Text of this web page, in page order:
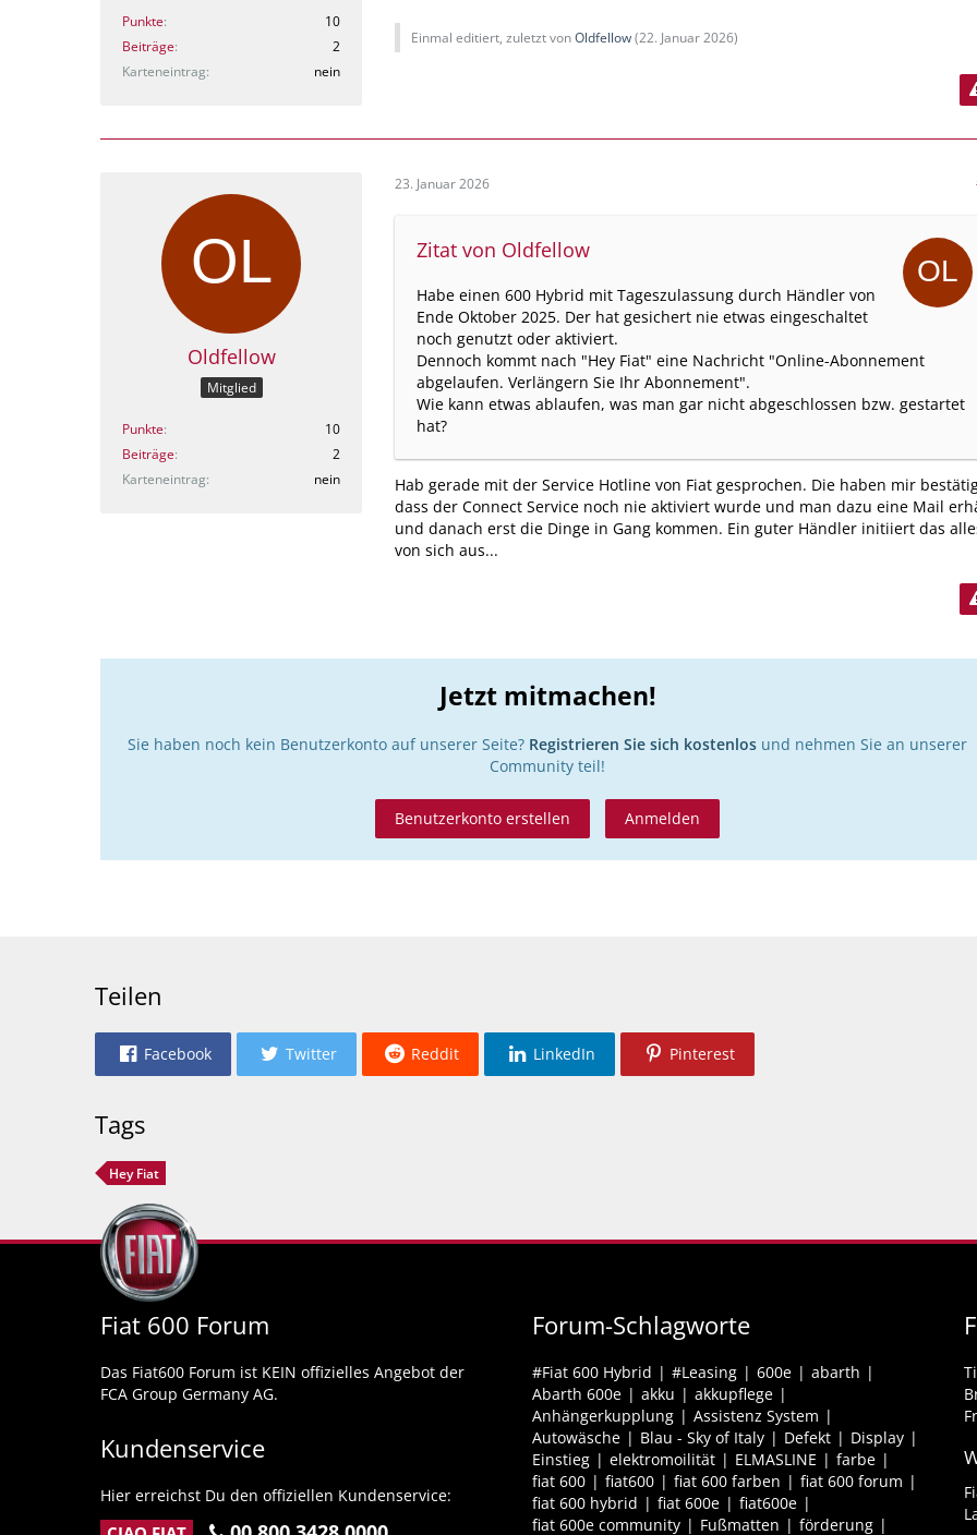
Punkte
10
Beiträge
2
Karteneintrag
nein
Einmal editiert, zuletzt vonOldfellow(22. Januar 2026)
Oldfellow
Mitglied
Punkte
10
Beiträge
2
Karteneintrag
nein
23. Januar 2026
Zitat von Oldfellow
Habe einen 600 Hybrid mit Tageszulassung durch Händler von
Ende Oktober 2025. Der hat gesichert nie etwas eingeschaltet
noch genutzt oder aktiviert.
Dennoch kommt nach "Hey Fiat" eine Nachricht "Online-Abonnement
abgelaufen. Verlängern Sie Ihr Abonnement".
Wie kann etwas ablaufen, was man gar nicht abgeschlossen bzw. gestartet
hat?
Hab gerade mit der Service Hotline von Fiat gesprochen. Die haben mir
dass der Connect Service noch nie aktiviert wurde und man dazu eine Mail
und danach erst die Dinge in Gang kommen. Ein guter Händler initiiert das
von sich aus...
Jetzt mitmachen!
Sie haben noch kein Benutzerkonto auf unserer Seite? Registrieren Sie sich kostenlos und nehmen Sie an unserer
Community teil!
Benutzerkonto erstellen Anmelden
Teilen
Facebook Twitter Reddit LinkedIn Pinterest
Tags
Hey Fiat
Fiat 600 Forum
Das Fiat600 Forum ist KEIN offizielles Angebot der
FCA Group Germany AG.
Kundenservice
Hier erreichst Du den offiziellen Kundenservice:
Forum-Schlagworte
#Fiat 600 Hybrid #Leasing 600e
abarth
Abarth 600e
akku
akkupflege
Anhängerkupplung
Assistenz System
Autowäsche
Blau - Sky of Italy Defekt
Display
Einstieg
elektromoilität ELMASLINE
farbe
fiat 600
fiat600 fiat 600 farben
fiat 600 forum
fiat 600 hybrid
fiat 600e
fiat600e
fiat 600e community
Fußmatten förderung